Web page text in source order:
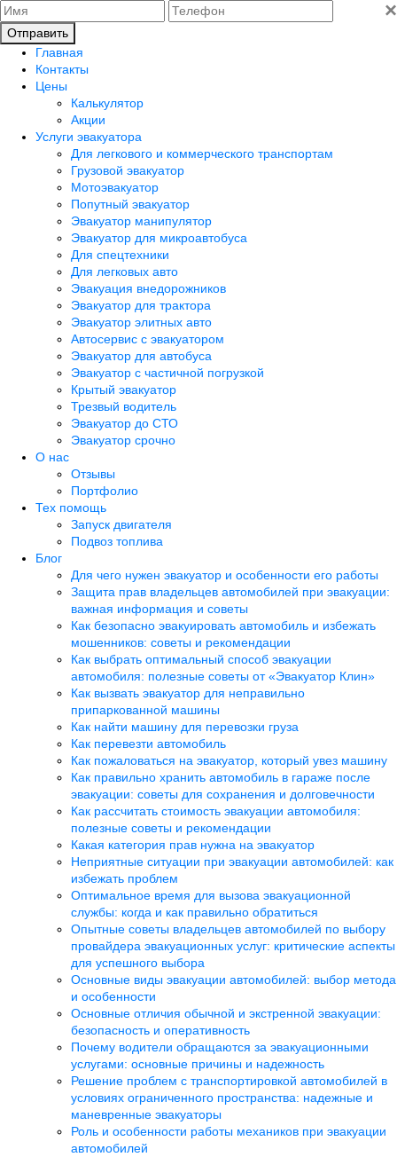
×
Отправить
Главная
Контакты
Цены
Калькулятор
Акции
Услуги эвакуатора
Для легкового и коммерческого транспортам
Грузовой эвакуатор
Мотоэвакуатор
Попутный эвакуатор
Эвакуатор манипулятор
Эвакуатор для микроавтобуса
Для спецтехники
Для легковых авто
Эвакуация внедорожников
Эвакуатор для трактора
Эвакуатор элитных авто
Автосервис с эвакуатором
Эвакуатор для автобуса
Эвакуатор с частичной погрузкой
Крытый эвакуатор
Трезвый водитель
Эвакуатор до СТО
Эвакуатор срочно
О нас
Отзывы
Портфолио
Тех помощь
Запуск двигателя
Подвоз топлива
Блог
Для чего нужен эвакуатор и особенности его работы
Защита прав владельцев автомобилей при эвакуации:
важная информация и советы
Как безопасно эвакуировать автомобиль и избежать
мошенников: советы и рекомендации
Как выбрать оптимальный способ эвакуации
автомобиля: полезные советы от «Эвакуатор Клин»
Как вызвать эвакуатор для неправильно
припаркованной машины
Как найти машину для перевозки груза
Как перевезти автомобиль
Как пожаловаться на эвакуатор, который увез машину
Как правильно хранить автомобиль в гараже после
эвакуации: советы для сохранения и долговечности
Как рассчитать стоимость эвакуации автомобиля:
полезные советы и рекомендации
Какая категория прав нужна на эвакуатор
Неприятные ситуации при эвакуации автомобилей: как
избежать проблем
Оптимальное время для вызова эвакуационной
службы: когда и как правильно обратиться
Опытные советы владельцев автомобилей по выбору
провайдера эвакуационных услуг: критические аспекты
для успешного выбора
Основные виды эвакуации автомобилей: выбор метода
и особенности
Основные отличия обычной и экстренной эвакуации:
безопасность и оперативность
Почему водители обращаются за эвакуационными
услугами: основные причины и надежность
Решение проблем с транспортировкой автомобилей в
условиях ограниченного пространства: надежные и
маневренные эвакуаторы
Роль и особенности работы механиков при эвакуации
автомобилей